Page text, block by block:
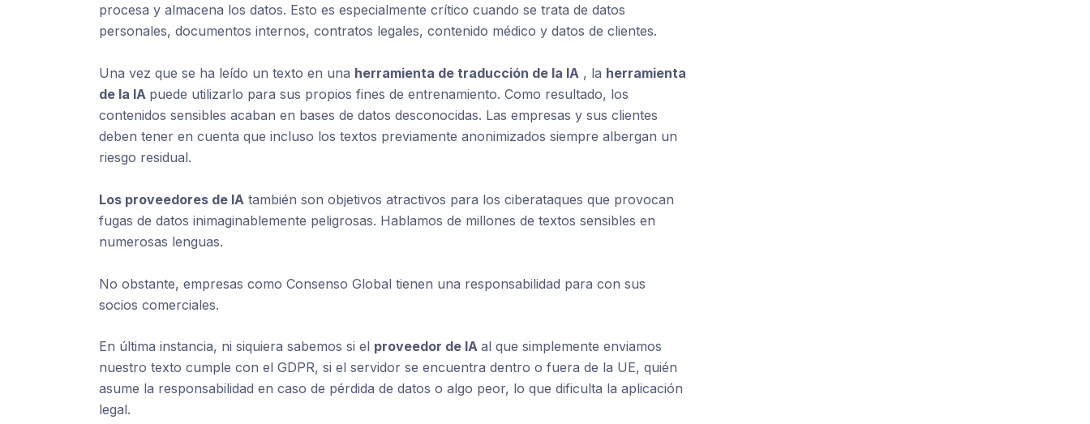
procesa y almacena los datos. Esto es especialmente crítico cuando se trata de datos
personales, documentos internos, contratos legales, contenido médico y datos de clientes.
Una vez que se ha leído un texto en una herramienta de traducción de la IA , la herramienta
de la IA puede utilizarlo para sus propios fines de entrenamiento. Como resultado, los
contenidos sensibles acaban en bases de datos desconocidas. Las empresas y sus clientes
deben tener en cuenta que incluso los textos previamente anonimizados siempre albergan un
riesgo residual.
Los proveedores de IA también son objetivos atractivos para los ciberataques que provocan
fugas de datos inimaginablemente peligrosas. Hablamos de millones de textos sensibles en
numerosas lenguas.
No obstante, empresas como Consenso Global tienen una responsabilidad para con sus
socios comerciales.
En última instancia, ni siquiera sabemos si el proveedor de IA al que simplemente enviamos
nuestro texto cumple con el GDPR, si el servidor se encuentra dentro o fuera de la UE, quién
asume la responsabilidad en caso de pérdida de datos o algo peor, lo que dificulta la aplicación
legal.